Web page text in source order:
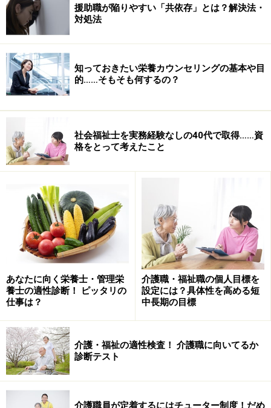
援助職が陥りやすい「共依存」とは？解決法・
対処法
知っておきたい栄養カウンセリングの基本や目
的……そもそも何するの？
社会福祉士を実務経験なしの40代で取得……資
格をとって考えたこと
あなたに向く栄養士・管理栄
養士の適性診断！ ピッタリの
仕事は？
介護職・福祉職の個人目標を
設定には？具体性を高める短
中長期の目標
介護・福祉の適性検査！ 介護職に向いてるか
診断テスト
介護職員が定着するにはチューター制度！だめ